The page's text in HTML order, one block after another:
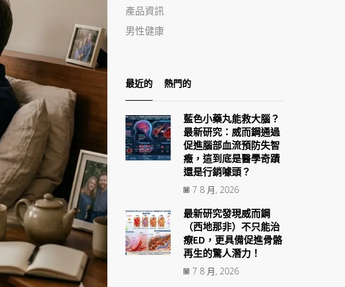
產品資訊
男性健康
最近的 熱門的
藍色小藥丸能救大腦？
最新研究：威而鋼通過
促進腦部血流預防失智
癥，這到底是醫學奇蹟
還是行銷噱頭？
7 8 月, 2026
最新研究發現威而鋼
（西地那非）不只能治
療ED，更具備促進骨骼
再生的驚人潛力！
7 8 月, 2026